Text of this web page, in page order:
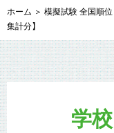
ホーム ＞ 模擬試験 全国順位
集計分】
学